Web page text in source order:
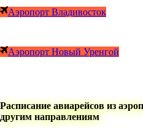
Аэропорт Владивосток
Аэропорт Новый Уренгой
Расписание авиарейсов из
другим направлениям